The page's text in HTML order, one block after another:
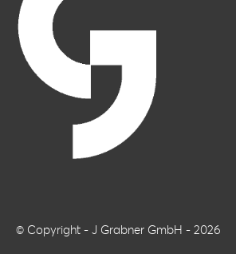
© Copyright - J Grabner GmbH - 2026